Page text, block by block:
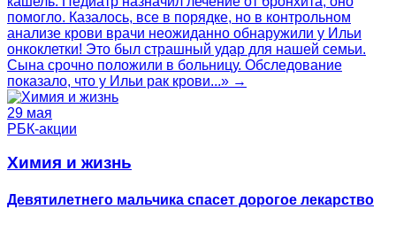
помогло. Казалось, все в порядке, но в контрольном
анализе крови врачи неожиданно обнаружили у Ильи
онкоклетки! Это был страшный удар для нашей семьи.
Сына срочно положили в больницу. Обследование
показало, что у Ильи рак крови...» →
29 мая
РБК-акции
Химия и жизнь
Девятилетнего мальчика спасет дорогое лекарство